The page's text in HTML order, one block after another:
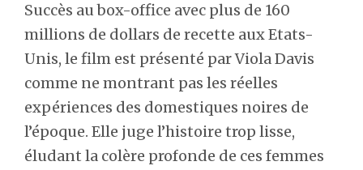
Succès au box-office avec plus de 160
millions de dollars de recette aux Etats-
Unis, le film est présenté par Viola Davis
comme ne montrant pas les réelles
expériences des domestiques noires de
l’époque. Elle juge l’histoire trop lisse,
éludant la colère profonde de ces femmes